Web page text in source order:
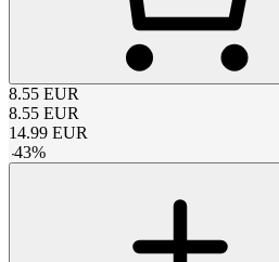
8.55 EUR
8.55 EUR
14.99 EUR
-43%